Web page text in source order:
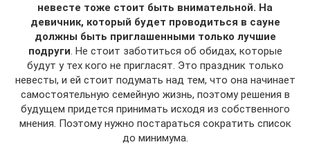
невесте тоже стоит быть внимательной. На
девичник, который будет проводиться в сауне
должны быть приглашенными только лучшие
подруги. Не стоит заботиться об обидах, которые
будут у тех кого не пригласят. Это праздник только
невесты, и ей стоит подумать над тем, что она начинает
самостоятельную семейную жизнь, поэтому решения в
будущем придется принимать исходя из собственного
мнения. Поэтому нужно постараться сократить список
до минимума.